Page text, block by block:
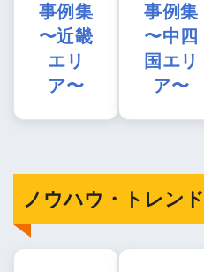
事例集
〜近畿
エリ
ア〜
事例集
〜中四
国エリ
ア〜
ノウハウ・トレンド